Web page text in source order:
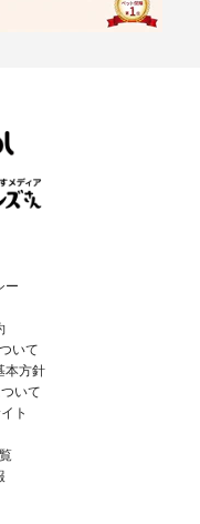
ー
いて
本方針
いて
ト